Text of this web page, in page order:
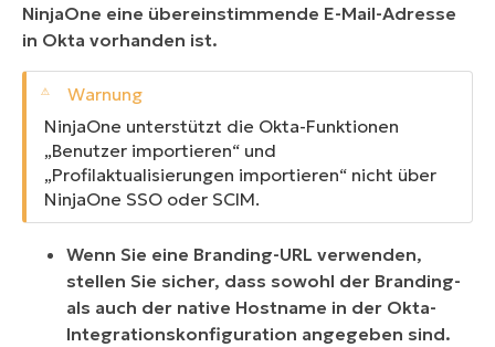
NinjaOne eine übereinstimmende E-Mail-Adresse
in Okta vorhanden ist.
NinjaOne unterstützt die Okta-Funktionen
„Benutzer importieren“ und
„Profilaktualisierungen importieren“ nicht über
NinjaOne SSO oder SCIM.
Wenn Sie eine Branding-URL verwenden,
stellen Sie sicher, dass sowohl der Branding-
als auch der native Hostname in der Okta-
Integrationskonfiguration angegeben sind.